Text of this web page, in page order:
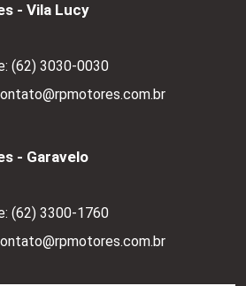
- Vila Lucy
(62) 3030-0030
- Garavelo
(62) 3300-1760